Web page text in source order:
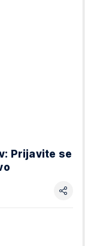
Prijavite se